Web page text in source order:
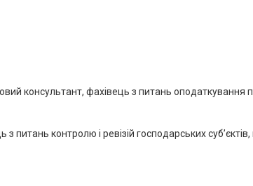
консультант, фахівець з питань оподаткування
контролю і ревізій господарських суб’єктів,